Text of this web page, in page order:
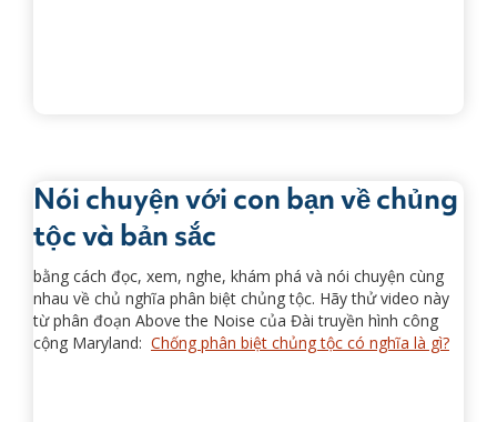
Nói chuyện với con bạn về chủng
tộc và bản sắc
bằng cách đọc, xem, nghe, khám phá và nói chuyện cùng
nhau về chủ nghĩa phân biệt chủng tộc. Hãy thử video này
từ phân đoạn Above the Noise của Đài truyền hình công
cộng Maryland: Chống phân biệt chủng tộc có nghĩa là gì?